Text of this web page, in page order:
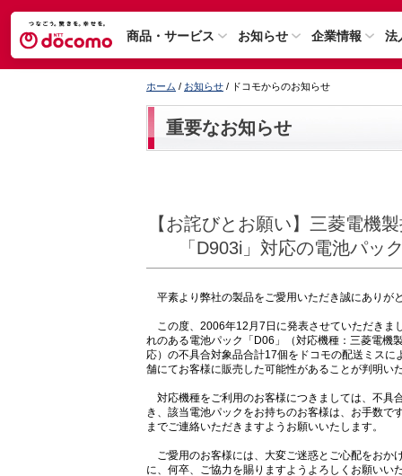
商品・サービス お知らせ 企業情報 法
ホーム / お知らせ / ドコモからのお知らせ
重要なお知らせ
【お詫びとお願い】三菱電機
「D903i」対応の電池パッ
平素より弊社の製品をご愛用いただき誠にありが
この度、2006年12月7日に発表させていただきま
れのある電池パック「D06」（対応機種：三菱電機
応）の不具合対象品合計17個をドコモの配送ミス
舗にてお客様に販売した可能性があることが判明い
対応機種をご利用のお客様につきましては、不具
き、該当電池パックをお持ちのお客様は、お手数
までご連絡いただきますようお願いいたします。
ご愛用のお客様には、大変ご迷惑とご心配をおか
に、何卒、ご協力を賜りますようよろしくお願いい